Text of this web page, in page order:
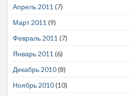
Апрель 2011 (7)
Март 2011 (9)
Февраль 2011 (7)
Январь 2011 (6)
Декабрь 2010(8)
Ноябрь 2010(10)